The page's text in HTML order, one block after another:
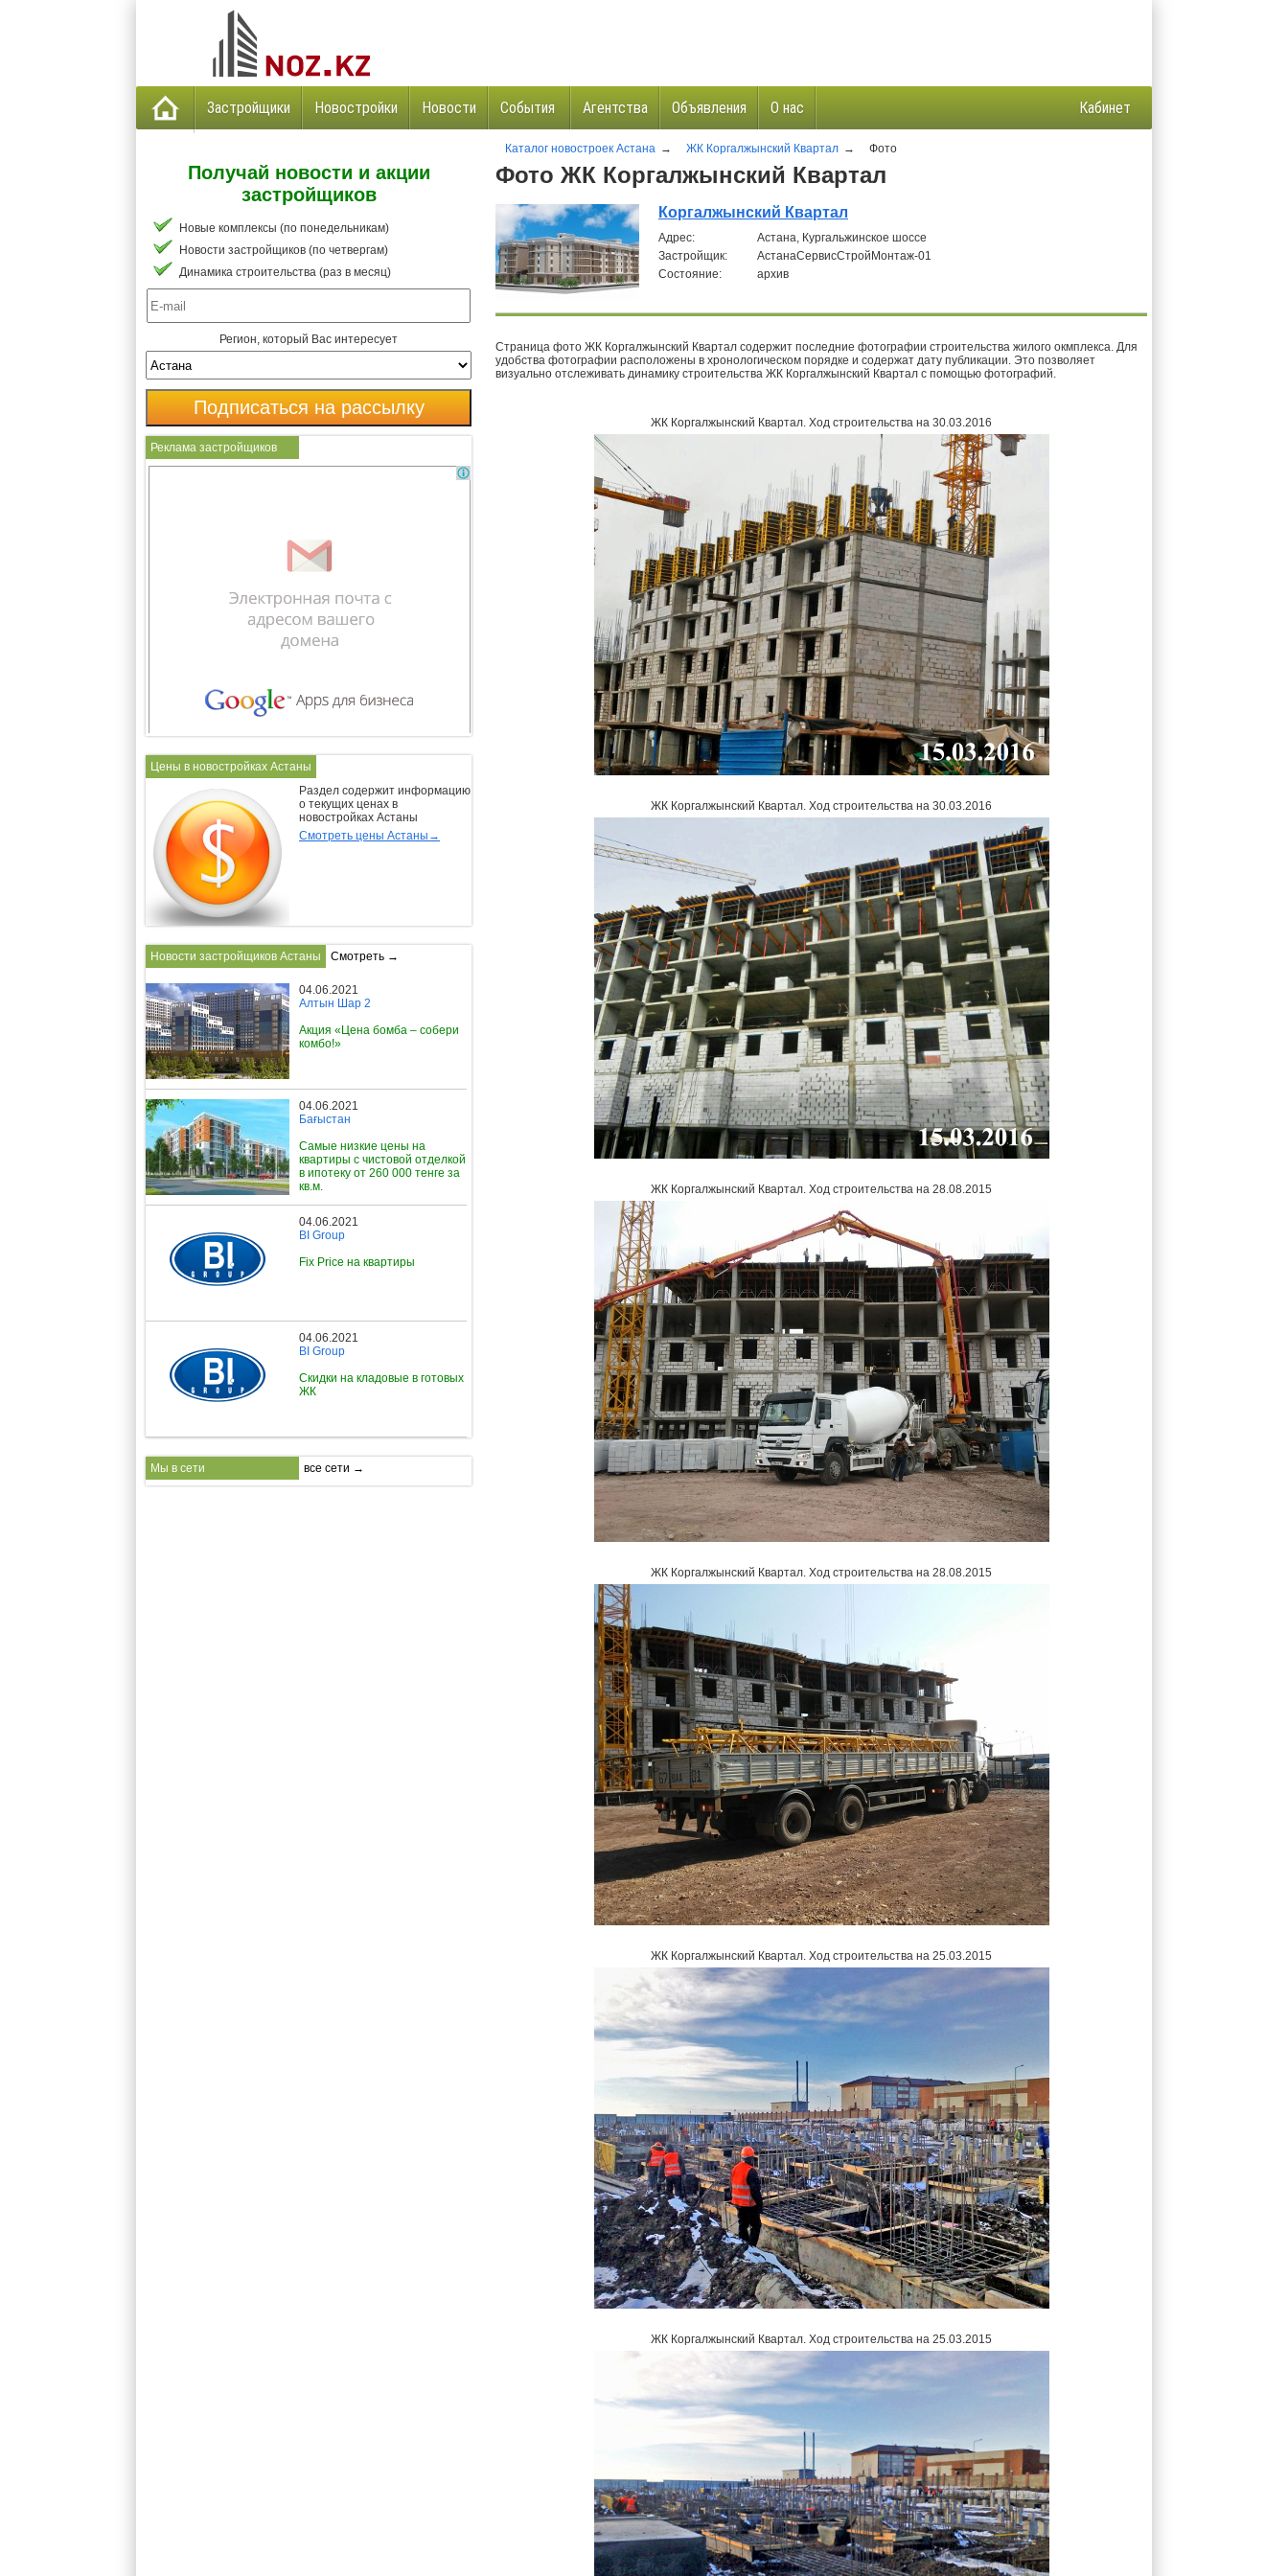
Застройщики Новостройки Новости События Агентства Объявления О нас Кабинет
Каталог новостроек Астана → ЖК Коргалжынский Квартал → Фото
Фото ЖК Коргалжынский Квартал
Коргалжынский Квартал
Aдрес:
Астана, Кургальжинское шоссе
Застройщик:
АстанаСервисСтройМонтаж-01
Состояние:
архив
Страница фото ЖК Коргалжынский Квартал содержит последние фотографии строительства жилого окмплекса. Для
удобства фотографии расположены в хронологическом порядке и содержат дату публикации. Это позволяет
визуально отслеживать динамику строительства ЖК Коргалжынский Квартал с помощью фотографий.
ЖК Коргалжынский Квартал. Ход строительства на 30.03.2016
ЖК Коргалжынский Квартал. Ход строительства на 30.03.2016
ЖК Коргалжынский Квартал. Ход строительства на 28.08.2015
ЖК Коргалжынский Квартал. Ход строительства на 28.08.2015
ЖК Коргалжынский Квартал. Ход строительства на 25.03.2015
ЖК Коргалжынский Квартал. Ход строительства на 25.03.2015
Получай новости и акции
застройщиков
Новые комплексы (по понедельникам)
Новости застройщиков (по четвергам)
Динамика строительства (раз в месяц)
Регион, который Вас интересует
Реклама застройщиков
Цены в новостройках Астаны
Раздел содержит информацию
о текущих ценах в
новостройках Астаны
Смотреть цены Астаны→
Новости застройщиков Астаны Смотреть →
04.06.2021
Алтын Шар 2
Акция «Цена бомба – собери
комбо!»
04.06.2021
Бағыстан
Самые низкие цены на
квартиры с чистовой отделкой
в ипотеку от 260 000 тенге за
кв.м.
04.06.2021
BI Group
Fix Price на квартиры
04.06.2021
BI Group
Скидки на кладовые в готовых
ЖК
Мы в сети все сети →